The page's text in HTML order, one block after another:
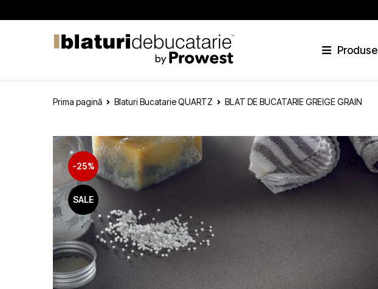
Produse
Prima pagină Blaturi Bucatarie QUARTZ BLAT DE BUCATARIE GREIGE GRAIN
-25%
SALE